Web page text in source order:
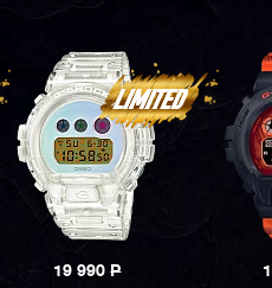
19 990P